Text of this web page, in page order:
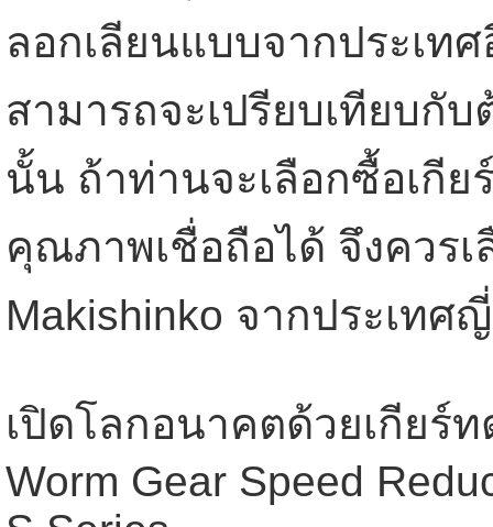
ลอกเลียนแบบจากประเท
สามารถจะเปรียบเทียบกั
นั้น ถ้าท่านจะเลือกซื้อเกี
คุณภาพเชื่อถือได้ จึงควร
Makishinko จากประเท
เปิดโลกอนาคตด้วยเกียร์
Worm Gear Speed